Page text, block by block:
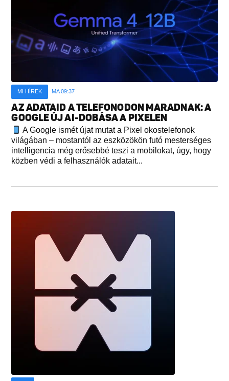
MI HÍREK MA 09:37
AZ ADATAID A TELEFONODON MARADNAK: A
GOOGLE ÚJ AI-DOBÁSA A PIXELEN
A Google ismét újat mutat a Pixel okostelefonok
világában – mostantól az eszközökön futó mesterséges
intelligencia még erősebbé teszi a mobilokat, úgy, hogy
közben védi a felhasználók adatait...